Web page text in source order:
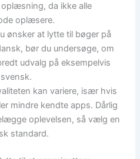
da ikke alle
oplæsere.
ønsker at lytte til bøger på
bør du undersøge, om
udvalg på eksempelvis
kan variere, især hvis
mindre kendte apps. Dårlig
oplevelsen, så vælg en
standard.